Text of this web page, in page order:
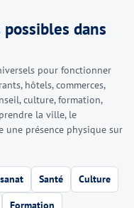
dans
pour fonctionner
hôtels, commerces,
culture, formation,
la ville, le
présence physique sur
Santé Culture
Formation